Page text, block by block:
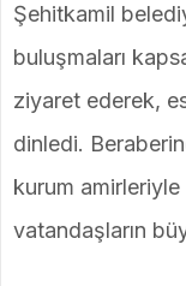
Şehitkamil
buluşmaları
ziyaret ederek,
dinledi.
kurum
vatandaşların